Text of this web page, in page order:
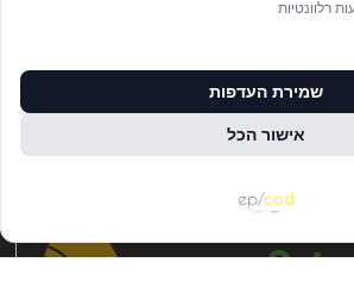
פעולות ומידע
רלוונטיות
שמירת העדפות
אישור הכל